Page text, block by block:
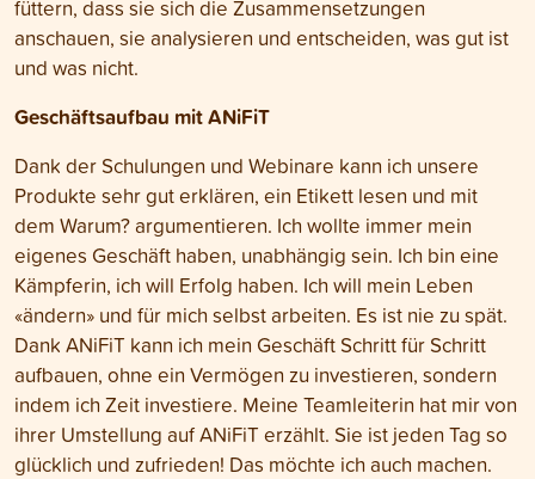
füttern, dass sie sich die Zusammensetzungen
anschauen, sie analysieren und entscheiden, was gut ist
und was nicht.
Geschäftsaufbau mit ANiFiT
Dank der Schulungen und Webinare kann ich unsere
Produkte sehr gut erklären, ein Etikett lesen und mit
dem Warum? argumentieren. Ich wollte immer mein
eigenes Geschäft haben, unabhängig sein. Ich bin eine
Kämpferin, ich will Erfolg haben. Ich will mein Leben
«ändern» und für mich selbst arbeiten. Es ist nie zu spät.
Dank ANiFiT kann ich mein Geschäft Schritt für Schritt
aufbauen, ohne ein Vermögen zu investieren, sondern
indem ich Zeit investiere. Meine Teamleiterin hat mir von
ihrer Umstellung auf ANiFiT erzählt. Sie ist jeden Tag so
glücklich und zufrieden! Das möchte ich auch machen.